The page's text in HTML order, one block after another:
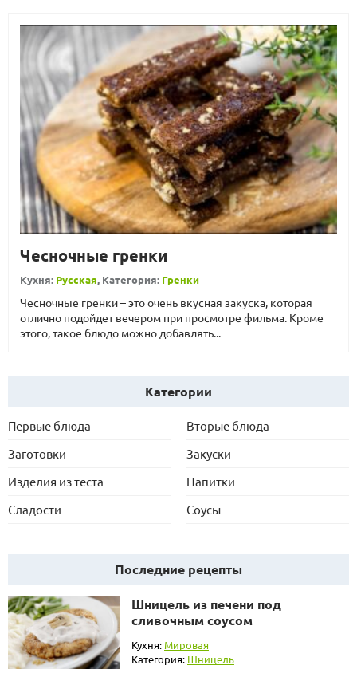
Чесночные гренки
Кухня: Русская, Категория: Гренки
Чесночные гренки – это очень вкусная закуска, которая
отлично подойдет вечером при просмотре фильма. Кроме
этого, такое блюдо можно добавлять...
Категории
Первые блюда
Вторые блюда
Заготовки
Закуски
Изделия из теста
Напитки
Сладости
Соусы
Последние рецепты
Шницель из печени под
сливочным соусом
Кухня: Мировая
Категория: Шницель